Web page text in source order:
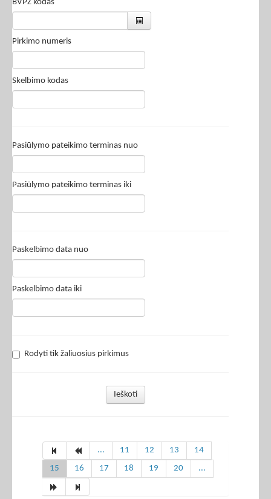
BVPŽ kodas
Pirkimo numeris
Skelbimo kodas
Pasiūlymo pateikimo terminas nuo
Pasiūlymo pateikimo terminas iki
Paskelbimo data nuo
Paskelbimo data iki
Rodyti tik žaliuosius pirkimus
Ieškoti
... 11 12 13
14
15
16 17 18 19 20 ...